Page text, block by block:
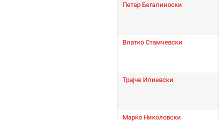
Петар Бегалиноски
Влатко Стамчевски
Трајче Илиевски
Марко Николовски